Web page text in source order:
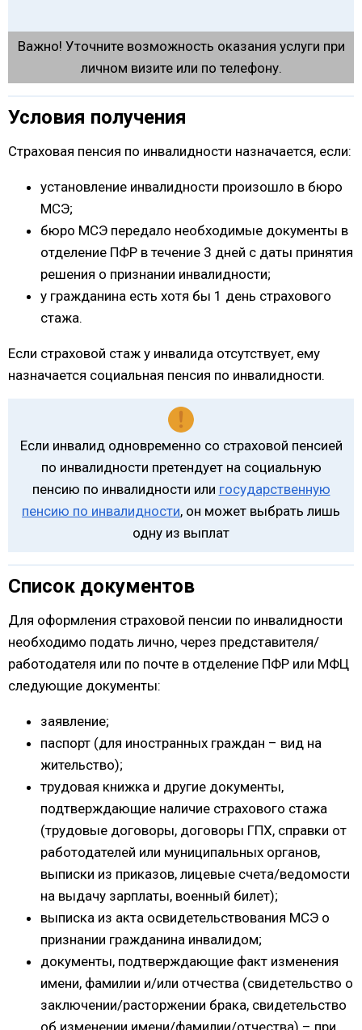
Важно! Уточните возможность оказания услуги при
личном визите или по телефону.
Условия получения
Страховая пенсия по инвалидности назначается, если:
установление инвалидности произошло в бюро
МСЭ;
бюро МСЭ передало необходимые документы в
отделение ПФР в течение 3 дней с даты принятия
решения о признании инвалидности;
у гражданина есть хотя бы 1 день страхового
стажа.
Если страховой стаж у инвалида отсутствует, ему
назначается социальная пенсия по инвалидности.
Если инвалид одновременно со страховой пенсией
по инвалидности претендует на социальную
пенсию по инвалидности или государственную
пенсию по инвалидности, он может выбрать лишь
одну из выплат
Список документов
Для оформления страховой пенсии по инвалидности
необходимо подать лично, через представителя/
работодателя или по почте в отделение ПФР или МФЦ
следующие документы:
заявление;
паспорт (для иностранных граждан – вид на
жительство);
трудовая книжка и другие документы,
подтверждающие наличие страхового стажа
(трудовые договоры, договоры ГПХ, справки от
работодателей или муниципальных органов,
выписки из приказов, лицевые счета/ведомости
на выдачу зарплаты, военный билет);
выписка из акта освидетельствования МСЭ о
признании гражданина инвалидом;
документы, подтверждающие факт изменения
имени, фамилии и/или отчества (свидетельство о
заключении/расторжении брака, свидетельство